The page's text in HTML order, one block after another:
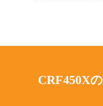
CRF450Xの